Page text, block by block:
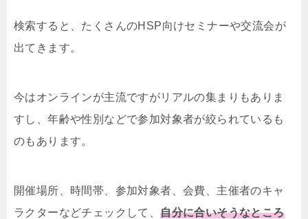
検索すると、たくさんのHSP向けセミナーや交流会が
出てきます。
今はオンラインが主流ですがリアルの集まりもありま
すし、年齢や性別などで参加対象者が絞られているも
のもあります。
開催場所、時間帯、参加対象者、会費、主催者のキャ
ラクターなどチェックして、自分に合いそうなところ